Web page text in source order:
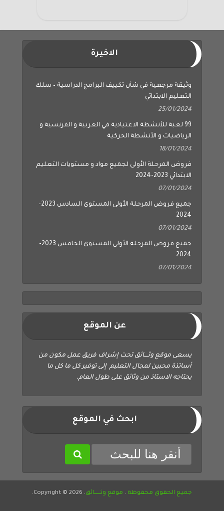
الاخيرة
وثيقة مرجعية في شأن تكييف البرامج الدراسية – سلك
التعليم الابتدائي
25/01/2024
99 لعبة للأنشطة الاعتيادية في العربية و الفرنسية و
الرياضيات و الأنشطة الحركية
18/01/2024
فروض المرحلة الأولى لجميع مواد و مستويات التعليم
الابتدائي 2023-2024
07/01/2024
جميع فروض المرحلة الأولى المستوى السادس 2023-
2024
07/01/2024
جميع فروض المرحلة الأولى المستوى الخامس 2023-
2024
07/01/2024
عن الموقع
يسعى موقع وثــــائق تحت إشراف فريق عمل مكون من
أساتذة محبين لمجال التعليم إلى توفير كل ما كل ما
يحتاجه الاستاذ من وثائق على طول العام.
ابحث في الموقع
جميع الحقوق محفوظة . موقع وثــــــائق. Copyright © 2026.